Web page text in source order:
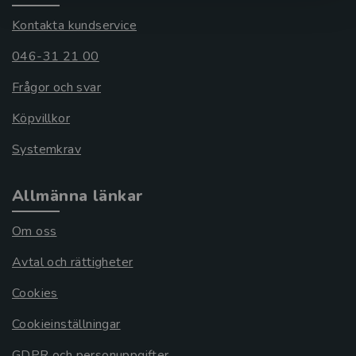
Kontakta kundservice
046-31 21 00
Frågor och svar
Köpvillkor
Systemkrav
Allmänna länkar
Om oss
Avtal och rättigheter
Cookies
Cookieinställningar